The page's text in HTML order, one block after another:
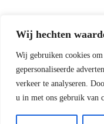
Wij hechten
Wij gebruiken cookies
gepersonaliseerde
verkeer te analyseren.
u in met ons gebruik van